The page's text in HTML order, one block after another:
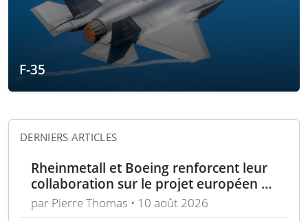
F-35
DERNIERS ARTICLES
Rheinmetall et Boeing renforcent leur
collaboration sur le projet européen de
drone de combat CCA
par Pierre Thomas • 10 août 2026